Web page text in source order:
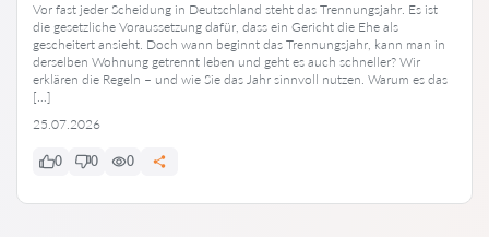
Vor fast jeder Scheidung in Deutschland steht das Trennungsjahr. Es ist
die gesetzliche Voraussetzung dafür, dass ein Gericht die Ehe als
gescheitert ansieht. Doch wann beginnt das Trennungsjahr, kann man in
derselben Wohnung getrennt leben und geht es auch schneller? Wir
erklären die Regeln – und wie Sie das Jahr sinnvoll nutzen. Warum es das
[…]
25.07.2026
0 0 0